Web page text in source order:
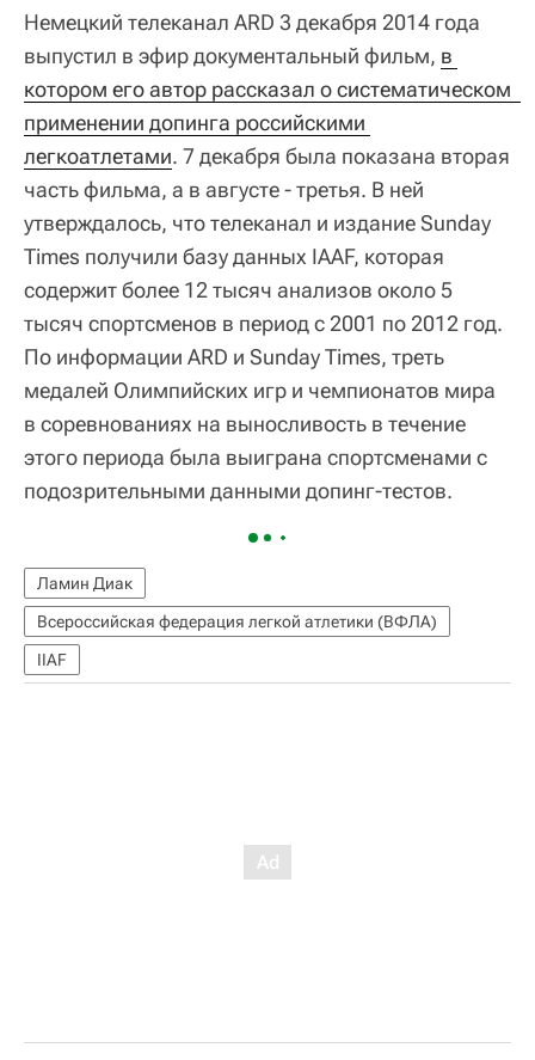
Немецкий телеканал ARD 3 декабря 2014 года
выпустил в эфир документальный фильм, в
котором его автор рассказал о систематическом
применении допинга российскими
легкоатлетами. 7 декабря была показана вторая
часть фильма, а в августе - третья. В ней
утверждалось, что телеканал и издание Sunday
Times получили базу данных IAAF, которая
содержит более 12 тысяч анализов около 5
тысяч спортсменов в период с 2001 по 2012 год.
По информации ARD и Sunday Times, треть
медалей Олимпийских игр и чемпионатов мира
в соревнованиях на выносливость в течение
этого периода была выиграна спортсменами с
подозрительными данными допинг-тестов.
Ламин Диак
Всероссийская федерация легкой атлетики (ВФЛА)
IIAF